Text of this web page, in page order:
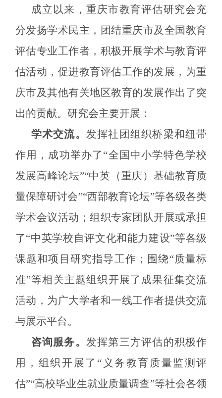
成立以来，重庆市教育评估研究会充
分发扬学术民主，团结重庆市及全国教育
评估专业工作者，积极开展学术与教育评
估活动，促进教育评估工作的发展，为重
庆市及其他有关地区教育的发展作出了突
出的贡献。研究会主要开展：
学术交流。 发挥社团组织桥梁和纽带
作用，成功举办了 “全国 中小学特色学校
发展高峰论坛”“中英 （重庆）基础教育质
量保障研讨会”“西部教育论坛”等各级各类
学术会议活动；组织专家团队开展或承担
了“中英学校自评文化和能力建设”等各级
课题和项目研究指导工作；围绕“质量标
准”等相关主题组织开展了成果征集交流
活动，为广大学者和一线工作者提供交流
与展示平台。
咨询服务。 发挥第三方评估的积极作
用，组织开展了“义务教育质量监测评
估”“高校毕业生就业质量调查”等社会各领